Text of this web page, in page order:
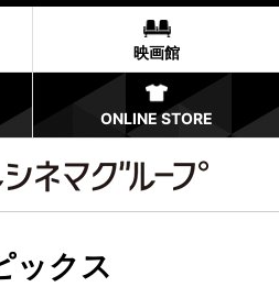
映画館
ONLINE STORE
ックス